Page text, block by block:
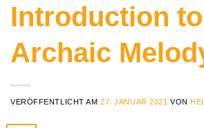
Introduction
Archaic
VERÖFFENTLICHT AM27. JANUAR 2021 VON